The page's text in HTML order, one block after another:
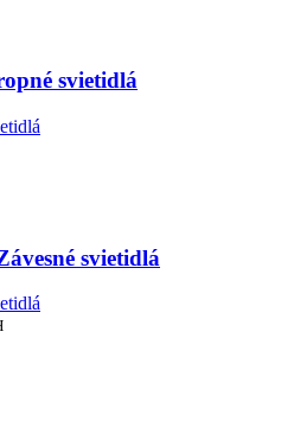
svietidlá
svietidlá